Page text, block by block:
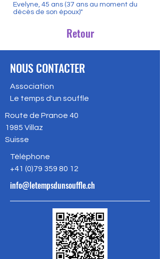
Evelyne, 45 ans (37 ans au moment du
décès de son époux)"
Retour
NOUS CONTACTER
Association
Le temps d'un souffle
Route de Pranoe 40
1985 Villaz
Suisse
Téléphone
+41 (0)79 359 80 12
info@letempsdunsouffle.ch